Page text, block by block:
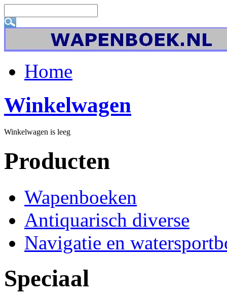
Home
Winkelwagen
Winkelwagen is leeg
Producten
Wapenboeken
Antiquarisch diverse
Navigatie en
Speciaal